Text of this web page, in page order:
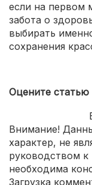
если на первом
забота о
выбирать
сохранения
Оцените статью
Внимание!
характер, не
руководством к
необходима
Загрузка